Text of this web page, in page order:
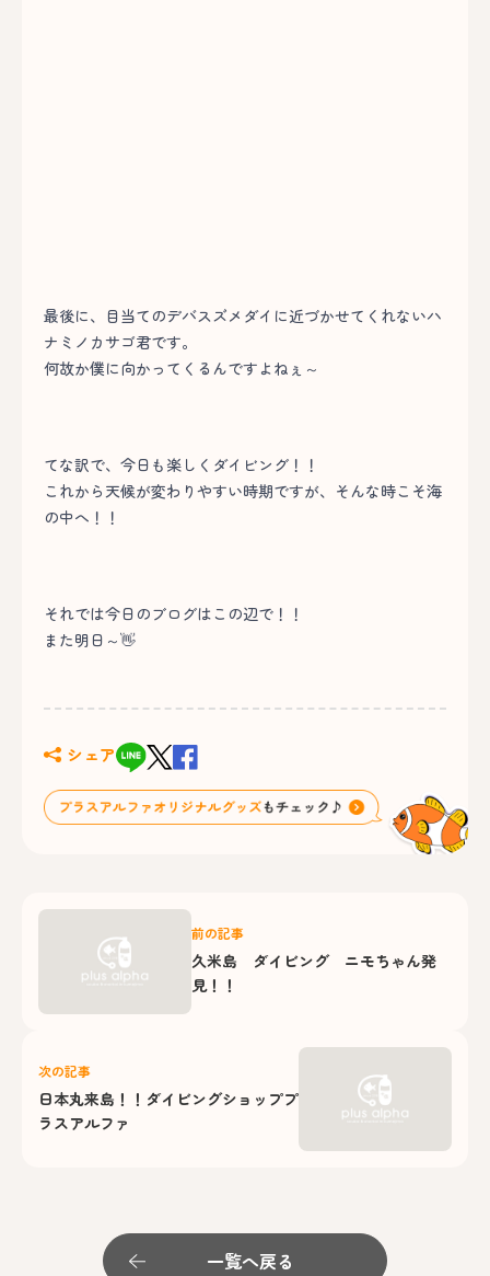
最後に、目当てのデバスズメダイに近づかせてくれないハ
ナミノカサゴ君です。
何故か僕に向かってくるんですよねぇ～
てな訳で、今日も楽しくダイビング！！
これから天候が変わりやすい時期ですが、そんな時こそ海
の中へ！！
それでは今日のブログはこの辺で！！
また明日～👋
シェア
前の記事
久米島 ダイビング ニモちゃん発
見！！
次の記事
日本丸来島！！ダイビングショッププ
ラスアルファ
一覧へ戻る